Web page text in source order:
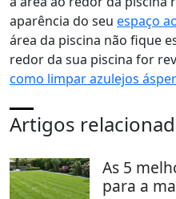
aparência do seu espaço
área da piscina não fique
redor da sua piscina for
como limpar azulejos
Artigos
As 5
para a